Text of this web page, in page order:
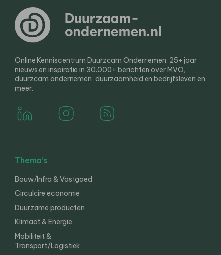
Online Kenniscentrum Duurzaam Ondernemen. 25+ jaar
nieuws en inspiratie in 30.000+ berichten over MVO,
duurzaam ondernemen, duurzaamheid en bedrijfsleven en
meer.
Thema’s
Bouw/Infra & Vastgoed
Circulaire economie
Duurzame producten
Klimaat & Energie
Mobiliteit &
Transport/Logistiek